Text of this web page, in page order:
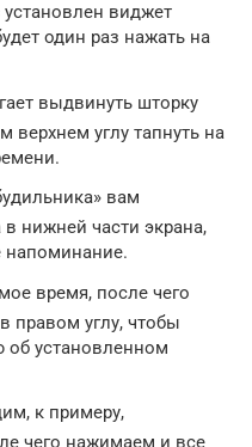
виджет
один раз нажать на
выдвинуть шторку
углу тапнуть на
вам
нижней части экрана,
напоминание.
время, после чего
правом углу, чтобы
установленном
к примеру,
чего нажимаем и все